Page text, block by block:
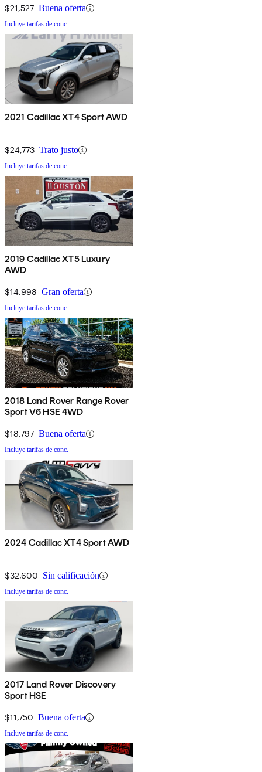
$21,527 Buena oferta
Incluye tarifas de conc.
2021 Cadillac XT4 Sport AWD
$24,773 Trato justo
Incluye tarifas de conc.
2019 Cadillac XT5 Luxury
AWD
$14,998 Gran oferta
Incluye tarifas de conc.
2018 Land Rover Range Rover
Sport V6 HSE 4WD
$18,797 Buena oferta
Incluye tarifas de conc.
2024 Cadillac XT4 Sport AWD
$32,600 Sin calificación
Incluye tarifas de conc.
2017 Land Rover Discovery
Sport HSE
$11,750 Buena oferta
Incluye tarifas de conc.